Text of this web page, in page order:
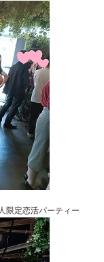
限定恋活パーティー